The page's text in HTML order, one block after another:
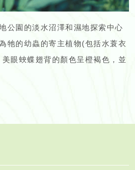
公園的淡水沼澤和濕地探索中心
牠的幼蟲的寄主植物(包括水蓑衣
眼蛺蝶翅背的顏色呈橙褐色，並